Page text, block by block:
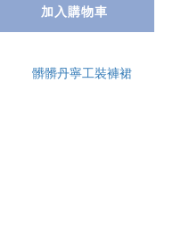
加入購物車